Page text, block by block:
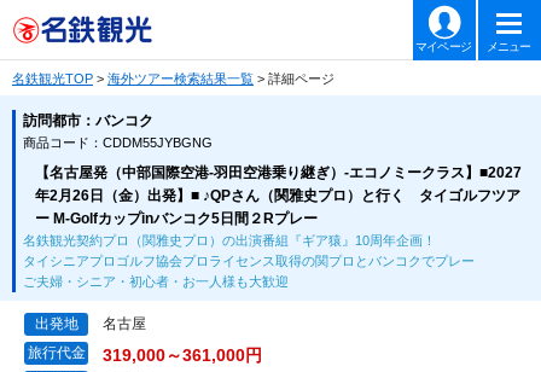
マイページ メニュー
名鉄観光TOP > 海外ツアー検索結果一覧 > 詳細ページ
訪問都市：バンコク
商品コード：CDDM55JYBGNG
【名古屋発（中部国際空港-羽田空港乗り継ぎ）-エコノミークラス】■2027
年2月26日（金）出発】■ ♪QPさん（関雅史プロ）と行く タイゴルフツア
ー M-Golfカップinバンコク5日間２Rプレー
名鉄観光契約プロ（関雅史プロ）の出演番組『ギア猿』10周年企画！
タイシニアプロゴルフ協会プロライセンス取得の関プロとバンコクでプレー
ご夫婦・シニア・初心者・お一人様も大歓迎
出発地
名古屋
旅行代金
319,000～361,000円